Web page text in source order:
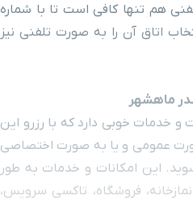
هم تنها کافی است تا با شماره
اتاق آن را به صورت تلفنی نیز
ماهشهر
خدمات خوبی دارد که با رزرو این
عمومی و یا به صورت اختصاصی
این امکانات و خدمات به طور
فروشگاه، تاکسی سرویس،